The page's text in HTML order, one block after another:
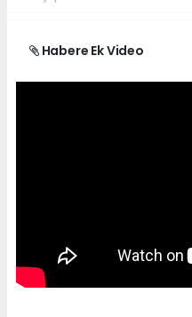
Habere Ek Video